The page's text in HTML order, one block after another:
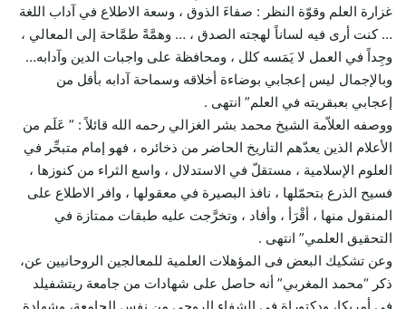
غزارة العلم وقوّة النظر : صفاءَ الذوق ، وسعة الاطلاع في آداب اللغة
… كنت أرى فيه لساناً لهجته الصدق ، … وهمَّةً طمَّاحة إلى المعالي ،
وجِداً في العمل لا يَمَسه كلل ، ومحافظة على واجبات الدين وآدابه…
وبالإجمال ليس إعجابي بوضاءة أخلاقه وسماحة آدابه بأقل من
إعجابي بعبقريته في العلم” انتهى .
ووصفه العلاّمة الشيخ محمد بشر الغزالي رحمه الله قائلاً : ” عَلَم من
الأعلام الذين يعدّهم التاريخ الحاضر من ذخائره ، فهو إمام متبحِّر في
العلوم الإسلامية ، مستقلّ في الاستدلال ، واسع الثراء من كنوزها ،
فسيح الذرع بتحمّلها ، نافذ البصيرة في معقولها ، وافر الاطلاع على
المنقول منها ، أقْرَأ ، وأفاد ، وتخرَّجت عليه طبقات ممتازة في
التحقيق العلمي” انتهى .
وعن تشكيك البعض فى المؤهلات العلمية للمعالجين الروحانيين عن،
ذكر “محمد المغربي” أنه حاصل على شهادات من جامعة ريتشفيلد